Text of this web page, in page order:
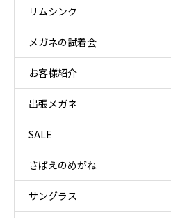
リムシンク
メガネの試着会
お客様紹介
出張メガネ
SALE
さばえのめがね
サングラス